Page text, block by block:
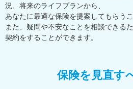
況、将来のライフプランから、
あなたに最適な保険を提案してもらう
また、疑問や不安なことを相談できる
契約をすることができます。
保険を見直す